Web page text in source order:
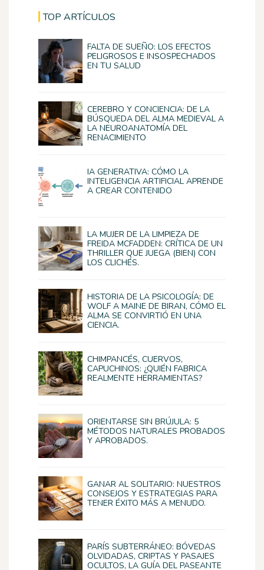
TOP ARTÍCULOS
FALTA DE SUEÑO: LOS EFECTOS
PELIGROSOS E INSOSPECHADOS
EN TU SALUD
CEREBRO Y CONCIENCIA: DE LA
BÚSQUEDA DEL ALMA MEDIEVAL A
LA NEUROANATOMÍA DEL
RENACIMIENTO
IA GENERATIVA: CÓMO LA
INTELIGENCIA ARTIFICIAL APRENDE
A CREAR CONTENIDO
LA MUJER DE LA LIMPIEZA DE
FREIDA MCFADDEN: CRÍTICA DE UN
THRILLER QUE JUEGA (BIEN) CON
LOS CLICHÉS.
HISTORIA DE LA PSICOLOGÍA: DE
WOLF A MAINE DE BIRAN, CÓMO EL
ALMA SE CONVIRTIÓ EN UNA
CIENCIA.
CHIMPANCÉS, CUERVOS,
CAPUCHINOS: ¿QUIÉN FABRICA
REALMENTE HERRAMIENTAS?
ORIENTARSE SIN BRÚJULA: 5
MÉTODOS NATURALES PROBADOS
Y APROBADOS.
GANAR AL SOLITARIO: NUESTROS
CONSEJOS Y ESTRATEGIAS PARA
TENER ÉXITO MÁS A MENUDO.
PARÍS SUBTERRÁNEO: BÓVEDAS
OLVIDADAS, CRIPTAS Y PASAJES
OCULTOS, LA GUÍA DEL PASEANTE